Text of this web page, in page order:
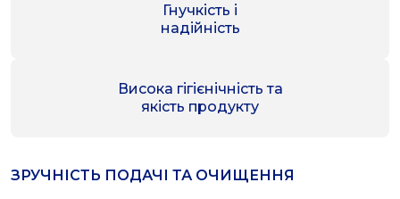
Гнучкість і
надійність
Висока гігієнічність та
якість продукту
ЗРУЧНІСТЬ ПОДАЧІ ТА ОЧИЩЕННЯ